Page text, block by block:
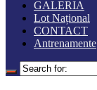
GALERIA
Lot Național
CONTACT
Antrenamente